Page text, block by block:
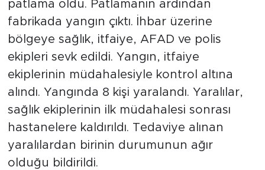
patlama oldu. Patlamanın ardından
fabrikada yangın çıktı. İhbar üzerine
bölgeye sağlık, itfaiye, AFAD ve polis
ekipleri sevk edildi. Yangın, itfaiye
ekiplerinin müdahalesiyle kontrol altına
alındı. Yangında 8 kişi yaralandı. Yaralılar,
sağlık ekiplerinin ilk müdahalesi sonrası
hastanelere kaldırıldı. Tedaviye alınan
yaralılardan birinin durumunun ağır
olduğu bildirildi.